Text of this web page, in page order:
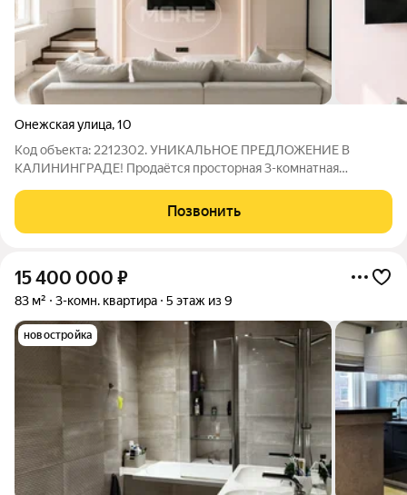
Онежская улица,10
Код объекта: 2212302. УНИКАЛЬНОЕ ПРЕДЛОЖЕНИЕ В
КАЛИНИНГРАДЕ! Продаётся просторная 3-комнатная
Позвонить
15 400 000 ₽
83 м² 3-комн. квартира 5 этаж из 9
новостройка